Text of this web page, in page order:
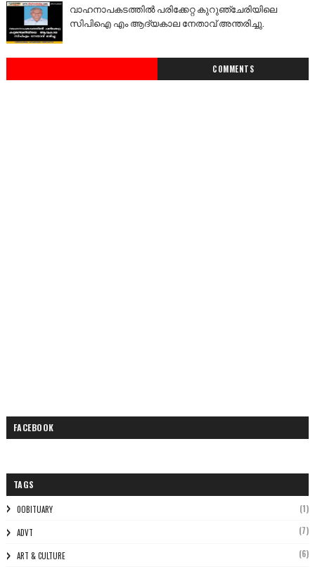
വാഹനാപകടത്തിൽ പരിക്കേറ്റ കുറുഞ്ചേരിയിലെ
സിപിഐ എം ആദ്യകാല നേതാവ് അന്തരിച്ചു.
COMMENTS
FACEBOOK
TAGS
0OBITUARY (1)
ADVT (7)
ART & CULTURE (6)